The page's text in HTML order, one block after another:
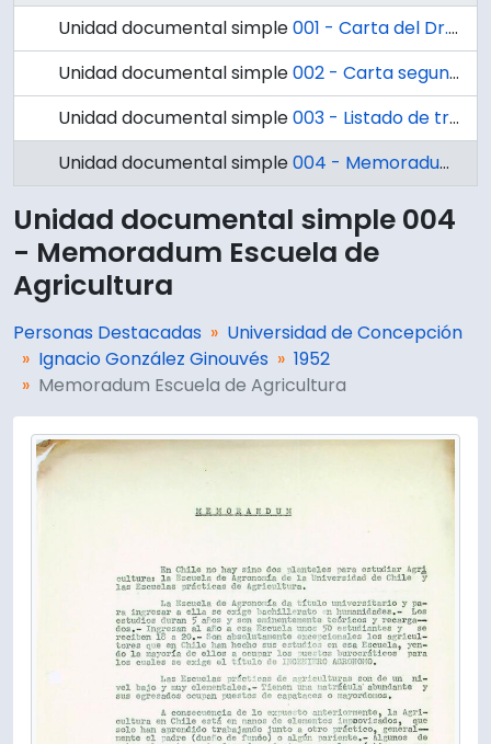
Unidad documental simple001 - Carta del Dr. Ennio Vivaldi al Dr. Ignacio González Ginouvés
Unidad documental simple002 - Carta segunda del Dr. Ennio Vivaldi al Dr. Ignacio González Ginouvés
Unidad documental simple003 - Listado de trabajos científicos escritos por Ignacio González Ginouvés
Unidad documental simple004 - Memoradum Escuela de Agricultura
Unidad documental simple 004
- Memoradum Escuela de
Agricultura
Personas Destacadas
Universidad de Concepción
Ignacio González Ginouvés
1952
Memoradum Escuela de Agricultura